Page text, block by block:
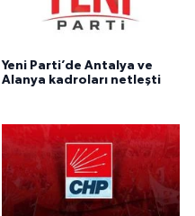
Yeni Parti’de Antalya ve
Alanya kadroları netleşti